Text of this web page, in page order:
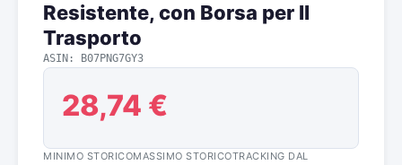
Resistente, con Borsa per Il
Trasporto
ASIN: B07PNG7GY3
28,74 €
MINIMO STORICOMASSIMO STORICOTRACKING DAL